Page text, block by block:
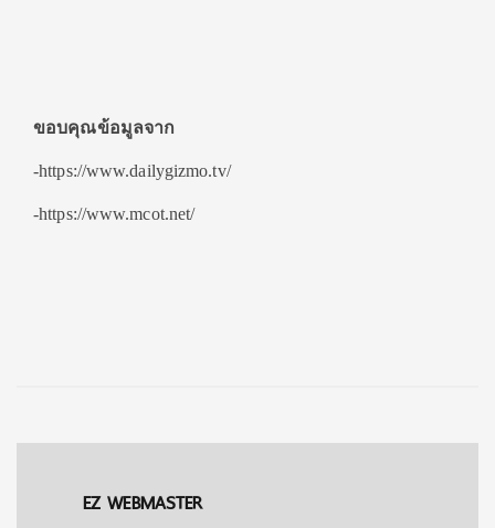
ขอบคุณข้อมูลจาก
-https://www.dailygizmo.tv/
-https://www.mcot.net/
EZ WEBMASTER